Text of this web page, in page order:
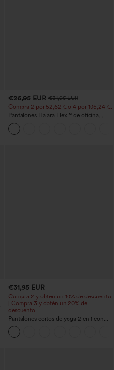
€26,95 EUR €31,95 EUR
Compra 2 por 52,62 € o 4 por 105,24 €.
Pantalones Halara Flex™ de oficina
anchos plisados de tiro alto con bolsillos
en tela tipo gofre
€31,95 EUR
Compra 2 y obtén un 10% de descuento
| Compra 3 y obtén un 20% de
descuento
Pantalones cortos de yoga 2 en 1 con
bolsillo trasero de talle muy alto y
bolsillo lateral oculto de 5&#39;&#39;
de longitud más larga